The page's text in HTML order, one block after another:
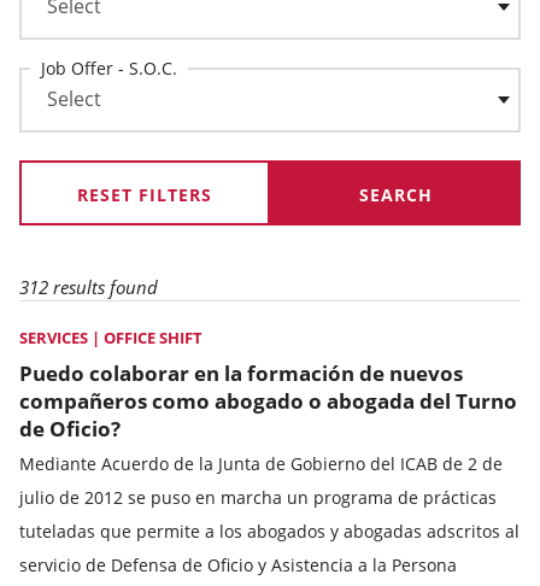
Job Offer - S.O.C.
RESET FILTERS
312 results found
SERVICES | OFFICE SHIFT
Puedo colaborar en la formación de nuevos
compañeros como abogado o abogada del Turno
de Oficio?
Mediante Acuerdo de la Junta de Gobierno del ICAB de 2 de
julio de 2012 se puso en marcha un programa de prácticas
tuteladas que permite a los abogados y abogadas adscritos al
servicio de Defensa de Oficio y Asistencia a la Persona